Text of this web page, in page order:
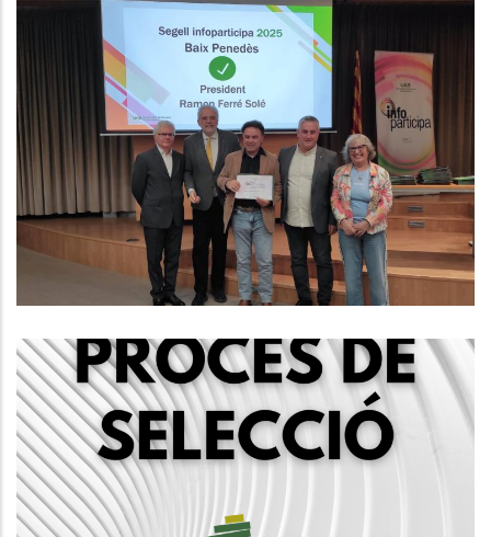
El Consell Comarcal Del Baix
Penedès Obté Per Primer Cop El
Segell Infoparticipa Amb Un 86%
De Compliment En Transparència
Altres
Convocatòria Mitjançant Concurs
Oposició Per La Creació D'una
Borsa De Treball D'educadors/es
Socials, Grup A2